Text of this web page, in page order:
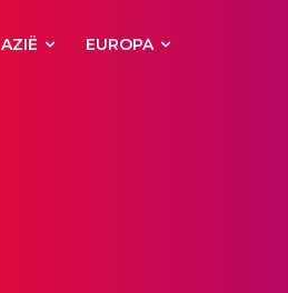
AZIË EUROPA